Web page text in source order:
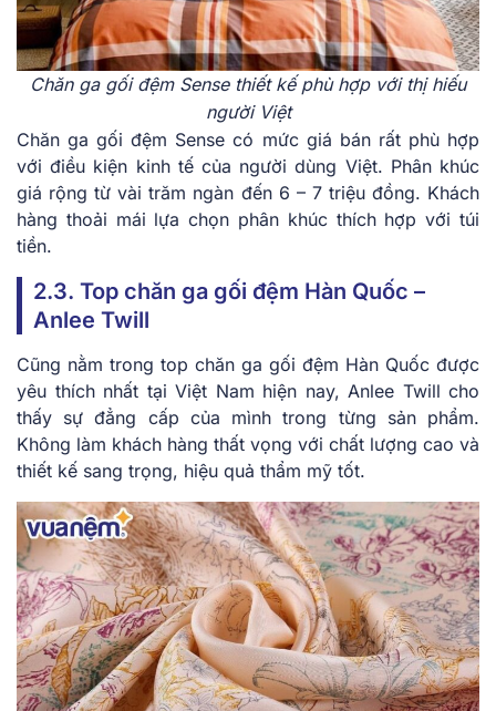
Chăn ga gối đệm Sense thiết kế phù hợp với thị hiếu
người Việt
Chăn ga gối đệm Sense có mức giá bán rất phù hợp
với điều kiện kinh tế của người dùng Việt. Phân khúc
giá rộng từ vài trăm ngàn đến 6 – 7 triệu đồng. Khách
hàng thoải mái lựa chọn phân khúc thích hợp với túi
tiền.
2.3. Top chăn ga gối đệm Hàn Quốc –
Anlee Twill
Cũng nằm trong top chăn ga gối đệm Hàn Quốc được
yêu thích nhất tại Việt Nam hiện nay, Anlee Twill cho
thấy sự đẳng cấp của mình trong từng sản phẩm.
Không làm khách hàng thất vọng với chất lượng cao và
thiết kế sang trọng, hiệu quả thẩm mỹ tốt.